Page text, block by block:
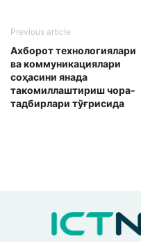
Previous article
Ахборот технологиялари
ва коммуникациялари
соҳасини янада
такомиллаштириш чора-
тадбирлари тўғрисида